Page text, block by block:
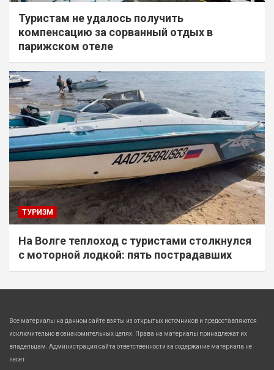
Туристам не удалось получить
компенсацию за сорванный отдых в
парижском отеле
ТУРИЗМ
На Волге теплоход с туристами столкнулся
с моторной лодкой: пять пострадавших
Все материалы на данном сайте взяты из открытых источников и предоставляются
исключительно в ознакомительных целях. Права на материалы принадлежат их
владельцам. Администрация сайта ответственности за содержание материала не
несет.